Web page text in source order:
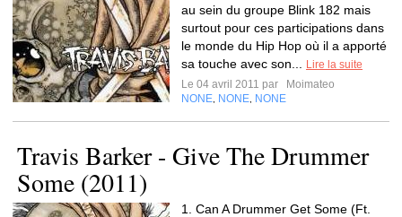
au sein du groupe Blink 182 mais
surtout pour ces participations dans
le monde du Hip Hop où il a apporté
sa touche avec son...
Lire la suite
Le 04 avril 2011 par
Moimateo
NONE NONE NONE
Travis Barker - Give The Drummer
Some (2011)
1. Can A Drummer Get Some (Ft.